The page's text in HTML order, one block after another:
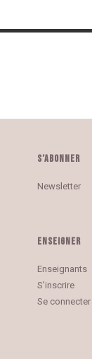
S’ABONNER
Newsletter
ENSEIGNER
Enseignants
S’inscrire
Se connecter